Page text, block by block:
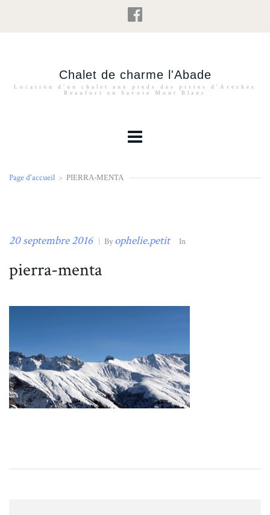
Chalet de charme l'Abade
Location d'un chalet aux pieds des pistes d'Areches
Beaufort en Savoie Mont Blanc
Page d'accueil > PIERRA-MENTA
20 septembre 2016 | By ophelie.petit In
pierra-menta